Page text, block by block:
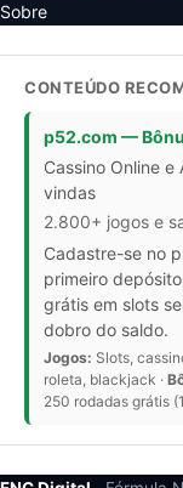
Sobre
CONTEÚDO
p52.com —
Cassino Online
vindas
2.800+ jogos e
Cadastre-se no
primeiro
grátis em slots
dobro do saldo.
Jogos: Slots,
roleta, blackjack ·
250 rodadas grátis